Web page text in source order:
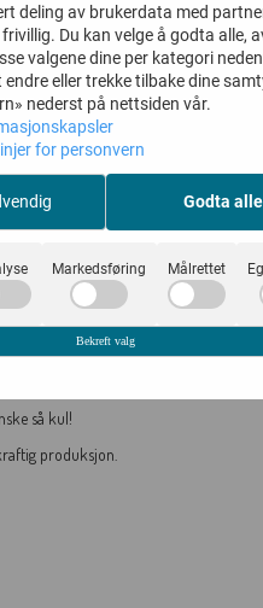
så kul!
produksjon.
deling av brukerdata med
Du kan velge å godta alle,
valgene dine per kategori
endre eller trekke tilbake dine
nederst på nettsiden vår.
for personvern
Godta alle
Markedsføring Målrettet
Bekreft valg